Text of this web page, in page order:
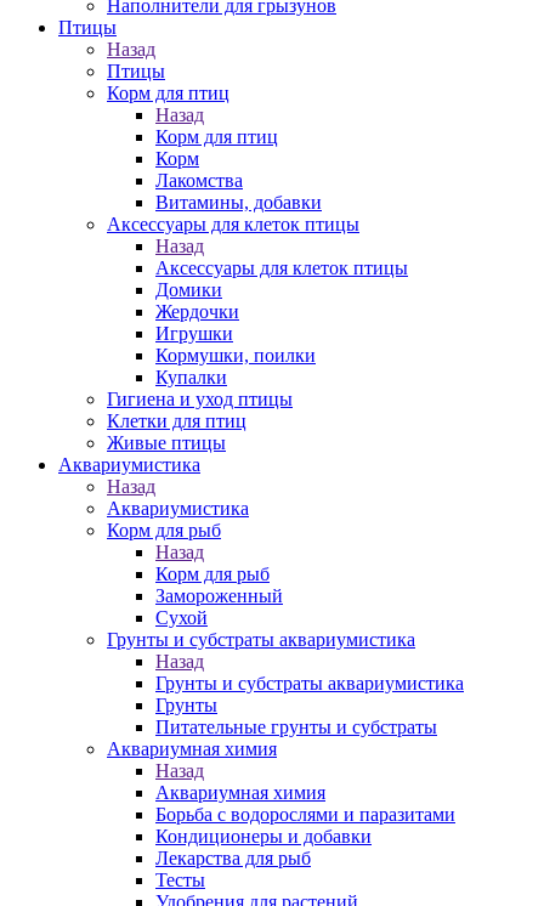
Наполнители для грызунов
Птицы
Назад
Птицы
Корм для птиц
Назад
Корм для птиц
Корм
Лакомства
Витамины, добавки
Аксессуары для клеток птицы
Назад
Аксессуары для клеток птицы
Домики
Жердочки
Игрушки
Кормушки, поилки
Купалки
Гигиена и уход птицы
Клетки для птиц
Живые птицы
Аквариумистика
Назад
Аквариумистика
Корм для рыб
Назад
Корм для рыб
Замороженный
Сухой
Грунты и субстраты аквариумистика
Назад
Грунты и субстраты аквариумистика
Грунты
Питательные грунты и субстраты
Аквариумная химия
Назад
Аквариумная химия
Борьба с водорослями и паразитами
Кондиционеры и добавки
Лекарства для рыб
Тесты
Удобрения для растений